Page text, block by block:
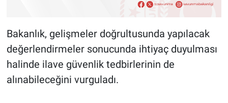
Bakanlık, gelişmeler doğrultusunda yapılacak
değerlendirmeler sonucunda ihtiyaç duyulması
halinde ilave güvenlik tedbirlerinin de
alınabileceğini vurguladı.